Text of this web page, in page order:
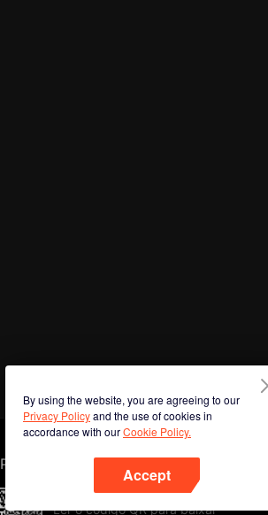
By using the website, you are agreeing to our
Privacy Policyand the use of cookies in
accordance with ourCookie Policy.
Accept
Phone
Ler o código QR para baixar